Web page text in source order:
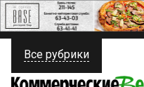
ПОЛИТИКА
Все рубрики